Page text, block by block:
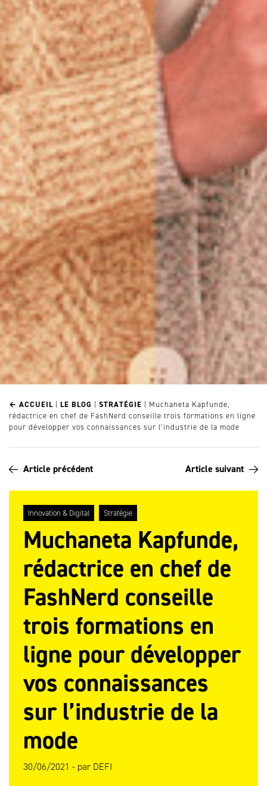
← ACCUEIL | LE BLOG | STRATÉGIE | Muchaneta Kapfunde,
rédactrice en chef de FashNerd conseille trois formations en ligne
pour développer vos connaissances sur l’industrie de la mode
Article précédent Article suivant
Innovation & Digital Stratégie
Muchaneta Kapfunde,
rédactrice en chef de
FashNerd conseille
trois formations en
ligne pour développer
vos connaissances
sur l’industrie de la
mode
30/06/2021 - par DEFI